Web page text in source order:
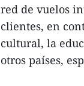
red de vuelos
clientes, en
cultural, la
otros países,